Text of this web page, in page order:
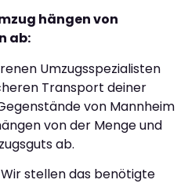
hängen von
ab:
Umzugsspezialisten
Transport deiner
von Mannheim
von der Menge und
ab.
Wir stellen das benötigte